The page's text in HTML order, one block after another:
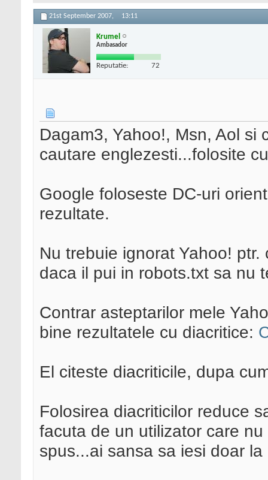
21st September 2007, 13:11
Krumel
Ambasador
Reputatie: 72
Dagam3, Yahoo!, Msn, Aol si
cautare englezesti...folosite
Google foloseste DC-uri
rezultate.
Nu trebuie ignorat Yahoo!
daca il pui in robots.txt sa nu
Contrar asteptarilor mele
bine rezultatele cu diacritice:
El citeste diacriticile, dupa
Folosirea diacriticilor reduce
facuta de un utilizator care
spus...ai sansa sa iesi doar